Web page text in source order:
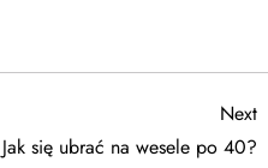
Next
Jak się ubrać na wesele po 40?